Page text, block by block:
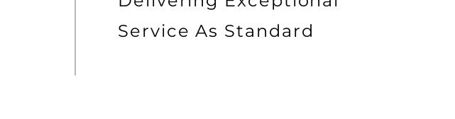
Service As Standard